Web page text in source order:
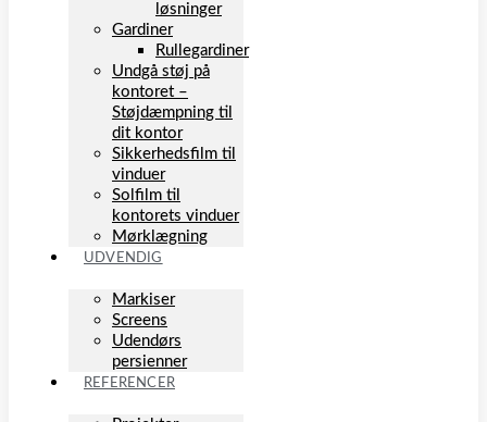
løsninger
Gardiner
Rullegardiner
Undgå støj på
kontoret –
Støjdæmpning til
dit kontor
Sikkerhedsfilm til
vinduer
Solfilm til
kontorets vinduer
Mørklægning
UDVENDIG
Markiser
Screens
Udendørs
persienner
REFERENCER